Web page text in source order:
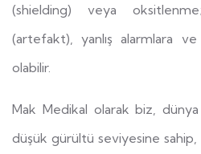
(shielding) veya
(artefakt), yanlış alarmlara
olabilir.
Mak Medikal olarak biz,
düşük gürültü seviyesine sahip,